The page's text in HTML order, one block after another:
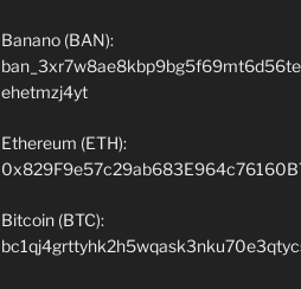
Banano (BAN):
ehetmzj4yt
Ethereum (ETH):
Bitcoin (BTC):